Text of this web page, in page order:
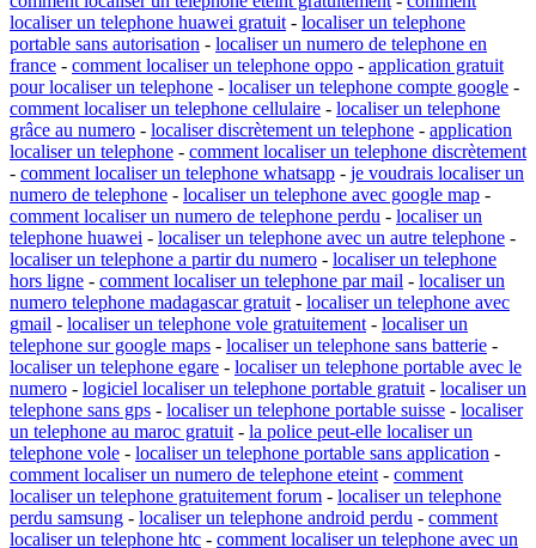
localiser un telephone huawei gratuit - localiser un telephone
portable sans autorisation - localiser un numero de telephone en
france - comment localiser un telephone oppo - application gratuit
pour localiser un telephone - localiser un telephone compte google -
comment localiser un telephone cellulaire - localiser un telephone
grâce au numero - localiser discrètement un telephone - application
localiser un telephone - comment localiser un telephone discrètement
- comment localiser un telephone whatsapp - je voudrais localiser un
numero de telephone - localiser un telephone avec google map -
comment localiser un numero de telephone perdu - localiser un
telephone huawei - localiser un telephone avec un autre telephone -
localiser un telephone a partir du numero - localiser un telephone
hors ligne - comment localiser un telephone par mail - localiser un
numero telephone madagascar gratuit - localiser un telephone avec
gmail - localiser un telephone vole gratuitement - localiser un
telephone sur google maps - localiser un telephone sans batterie -
localiser un telephone egare - localiser un telephone portable avec le
numero - logiciel localiser un telephone portable gratuit - localiser un
telephone sans gps - localiser un telephone portable suisse - localiser
un telephone au maroc gratuit - la police peut-elle localiser un
telephone vole - localiser un telephone portable sans application -
comment localiser un numero de telephone eteint - comment
localiser un telephone gratuitement forum - localiser un telephone
perdu samsung - localiser un telephone android perdu - comment
localiser un telephone htc - comment localiser un telephone avec un